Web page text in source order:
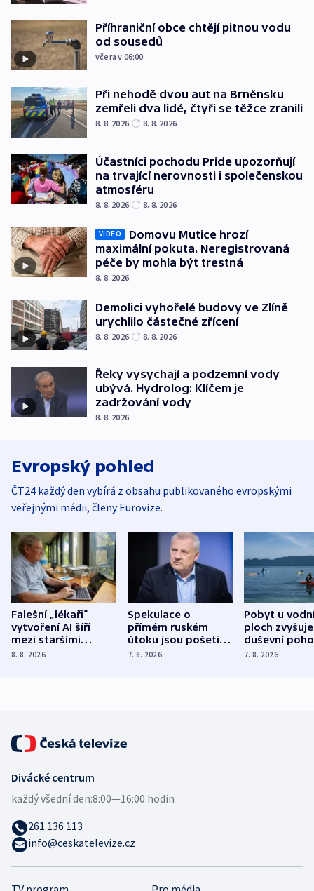
Příhraniční obce chtějí pitnou vodu
od sousedů
včera v 06:00
Při nehodě dvou aut na Brněnsku
zemřeli dva lidé, čtyři se těžce zranili
8. 8. 2026 8. 8. 2026
Účastníci pochodu Pride upozorňují
na trvající nerovnosti i společenskou
atmosféru
8. 8. 2026 8. 8. 2026
VIDEO
Domovu Mutice hrozí
maximální pokuta. Neregistrovaná
péče by mohla být trestná
8. 8. 2026
Demolici vyhořelé budovy ve Zlíně
urychlilo částečné zřícení
8. 8. 2026 8. 8. 2026
Řeky vysychají a podzemní vody
ubývá. Hydrolog: Klíčem je
zadržování vody
8. 8. 2026
Evropský pohled
ČT24 každý den vybírá z obsahu publikovaného evropskými
veřejnými médii, členy Eurovize.
Falešní „lékaři“
vytvoření AI šíří
mezi staršími
Poláky nebezpečné
8. 8. 2026
Spekulace o
přímém ruském
útoku jsou pošetilé,
míní estonský
7. 8. 2026
Pobyt u
ploch zvyšuje
duševní
ukázala
7. 8. 2026
Divácké centrum
každý všední den:8:00—16:00 hodin
261 136 113
info@ceskatelevize.cz